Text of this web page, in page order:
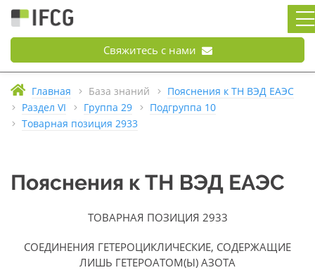
Свяжитесь с нами
Главная База знаний
Пояснения к ТН ВЭД ЕАЭС
Раздел VI
Группа 29
Подгруппа 10
Товарная позиция 2933
Пояснения к ТН ВЭД ЕАЭС
ТОВАРНАЯ ПОЗИЦИЯ 2933
СОЕДИНЕНИЯ ГЕТЕРОЦИКЛИЧЕСКИЕ, СОДЕРЖАЩИЕ
ЛИШЬ ГЕТЕРОАТОМ(Ы) АЗОТА